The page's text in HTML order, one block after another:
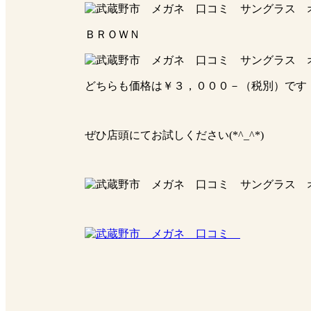
ＢＲＯＷＮ
どちらも価格は￥３，０００－（税別）です
ぜひ店頭にてお試しください(*^_^*)